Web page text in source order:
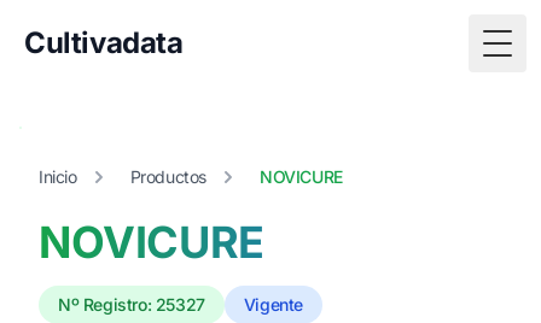
Cultivadata
Inicio Productos NOVICURE
NOVICURE
Nº Registro: 25327 Vigente